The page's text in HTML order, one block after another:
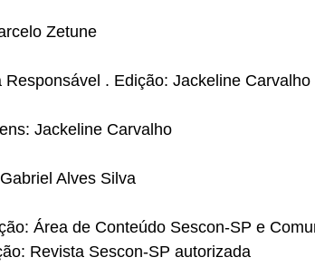
Zetune
Responsável . Edição: Jackeline Carvalho
Jackeline Carvalho
Alves Silva
Área de Conteúdo Sescon-SP e
Revista Sescon-SP autorizada